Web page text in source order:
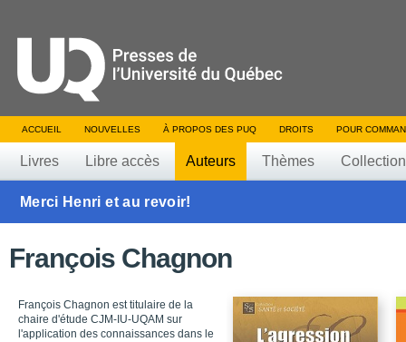
ACCUEIL NOUVELLES À PROPOS DES PUQ DROITS POUR
Livres Libre accès Auteurs Thèmes
Merci Henri et au revoir!
François Chagnon
François Chagnon est titulaire de la
chaire d'étude CJM-IU-UQAM sur
l'application des connaissances dans le